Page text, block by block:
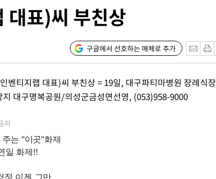
부 구축
어려워"
무부 대변인
8월 중 예
장
대표)씨 부친상
구글에서 선호하는 매체로 추가
티지랩 대표)씨 부친상 = 19일, 대구파티마병원 장례식장
대구명복공원/의성군금성면선영, (053)958-9000
지